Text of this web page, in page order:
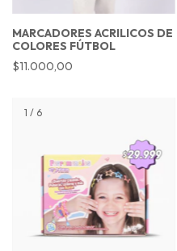
MARCADORES ACRILICOS DE
COLORES FÚTBOL
$11.000,00
1 / 6